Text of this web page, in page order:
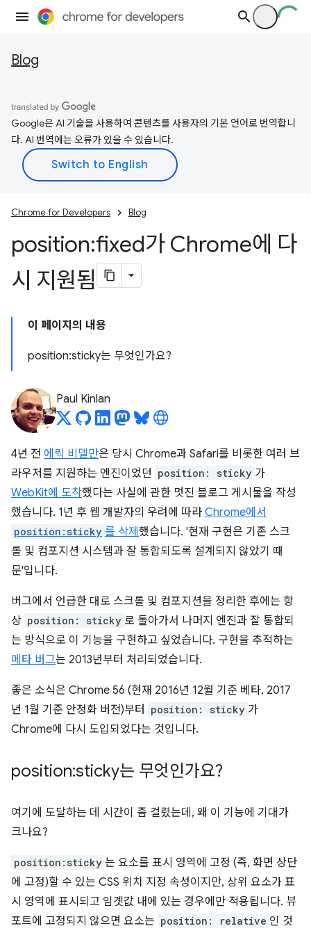
Blog
Google은 AI 기술을 사용하여 콘텐츠를 사용자의 기본 언어로 번역합니
다. AI 번역에는 오류가 있을 수 있습니다.
Chrome for Developers Blog
position:fixed가 Chrome에 다
시 지원됨
이 페이지의 내용
position:sticky는 무엇인가요?
Paul Kinlan
4년 전 에릭 비델만은 당시 Chrome과 Safari를 비롯한 여러 브
라우저를 지원하는 엔진이었던 position: sticky 가
WebKit에 도착했다는 사실에 관한 멋진 블로그 게시물을 작성
했습니다. 1년 후 웹 개발자의 우려에 따라 Chrome에서
position:sticky 를 삭제 했습니다. '현재 구현은 기존 스크
롤 및 컴포지션 시스템과 잘 통합되도록 설계되지 않았기 때
문'입니다.
버그에서 언급한 대로 스크롤 및 컴포지션을 정리한 후에는 항
상 position: sticky 로 돌아가서 나머지 엔진과 잘 통합되
는 방식으로 이 기능을 구현하고 싶었습니다. 구현을 추적하는
메타 버그는 2013년부터 처리되었습니다.
좋은 소식은 Chrome 56 (현재 2016년 12월 기준 베타, 2017
년 1월 기준 안정화 버전)부터
position: sticky 가
Chrome에 다시 도입되었다는 것입니다.
position:sticky는 무엇인가요?
여기에 도달하는 데 시간이 좀 걸렸는데, 왜 이 기능에 기대가
크나요?
position:sticky 는 요소를 표시 영역에 고정 (즉, 화면 상단
에 고정)할 수 있는 CSS 위치 지정 속성이지만, 상위 요소가 표
시 영역에 표시되고 임곗값 내에 있는 경우에만 적용됩니다. 뷰
포트에 고정되지 않으면 요소는 position: relative 인 것